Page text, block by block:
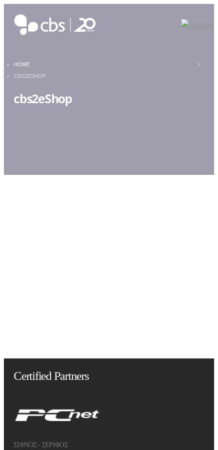
HOME
CBS2ESHOP
cbs2eShop
Certified Partners
ΣΙΦΝΟΣ - ΣΕΡΙΦΟΣ